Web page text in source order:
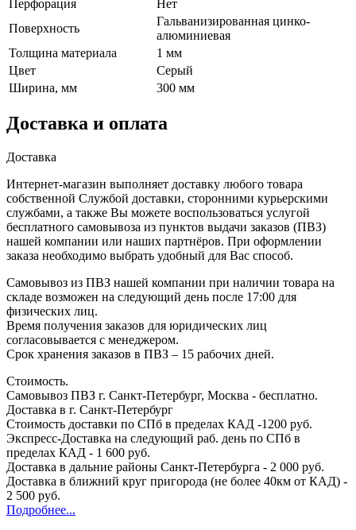
Перфорация
Нет
Поверхность
Гальванизированная цинко-
алюминиевая
Толщина материала
1 мм
Цвет
Серый
Ширина, мм
300 мм
Доставка и оплата
Доставка
Интернет-магазин выполняет доставку любого товара
собственной Службой доставки, сторонними курьерскими
службами, а также Вы можете воспользоваться услугой
бесплатного самовывоза из пунктов выдачи заказов (ПВЗ)
нашей компании или наших партнёров. При оформлении
заказа необходимо выбрать удобный для Вас способ.
Самовывоз из ПВЗ нашей компании при наличии товара на
складе возможен на следующий день после 17:00 для
физических лиц.
Время получения заказов для юридических лиц
согласовывается с менеджером.
Срок хранения заказов в ПВЗ – 15 рабочих дней.
Стоимость.
Самовывоз ПВЗ г. Санкт-Петербург, Москва - бесплатно.
Доставка в г. Санкт-Петербург
Стоимость доставки по СПб в пределах КАД -1200 руб.
Экспресс-Доставка на следующий раб. день по СПб в
пределах КАД - 1 600 руб.
Доставка в дальние районы Санкт-Петербурга - 2 000 руб.
Доставка в ближний круг пригорода (не более 40км от КАД) -
2 500 руб.
Подробнее...